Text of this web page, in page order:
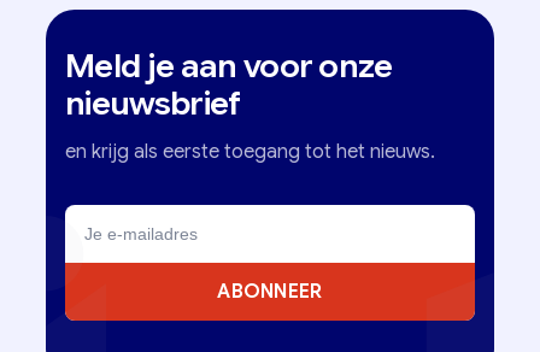
Meld je aan voor onze
nieuwsbrief
en krijg als eerste toegang tot het nieuws.
ABONNEER